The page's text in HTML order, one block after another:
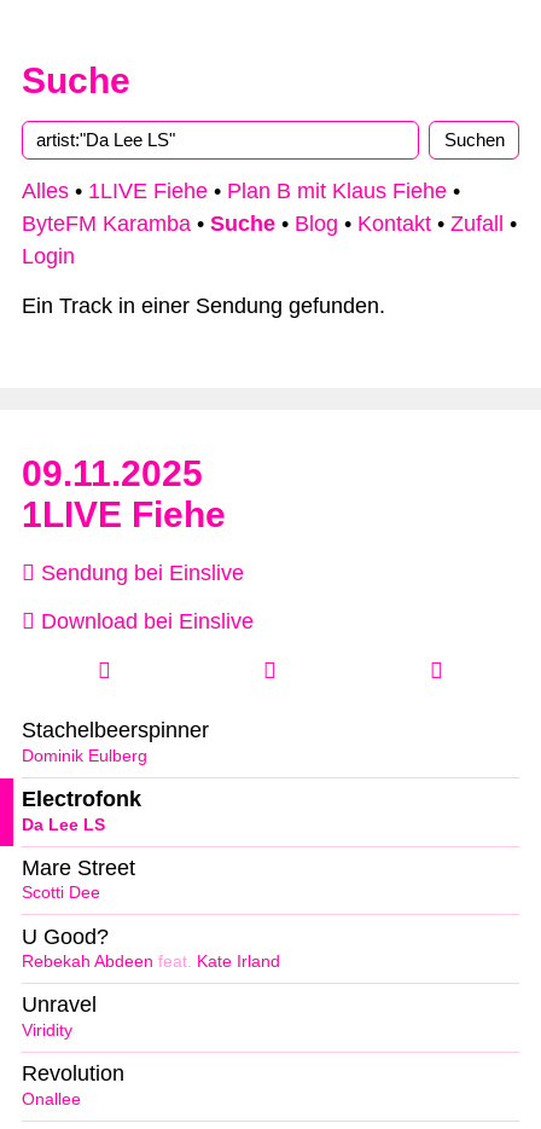
Suche
Alles • 1LIVE Fiehe • Plan B mit Klaus Fiehe •
ByteFM Karamba • Suche • Blog • Kontakt • Zufall
•
Login
Ein Track in einer Sendung gefunden.
09.11.2025
1LIVE Fiehe
Sendung bei Einslive
Download bei Einslive
Dominik Eulberg
Stachelbeerspinner
Da Lee LS
Electrofonk
Scotti Dee
Mare Street
Rebekah Abdeen feat. Kate Irland
U Good?
Viridity
Unravel
Onallee
Revolution